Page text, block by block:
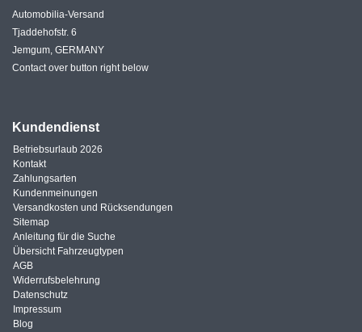
Automobilia-Versand
Tjaddehofstr. 6
Jemgum, GERMANY
Contact over button right below
Kundendienst
Betriebsurlaub 2026
Kontakt
Zahlungsarten
Kundenmeinungen
Versandkosten und Rücksendungen
Sitemap
Anleitung für die Suche
Übersicht Fahrzeugtypen
AGB
Widerrufsbelehrung
Datenschutz
Impressum
Blog